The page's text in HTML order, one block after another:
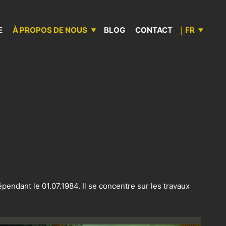
CAISSES FERMÉES SPIER
À PROPOS DE NOUS BLOG CONTACT
FR
le 01.07.1984. Il se concentre sur les travaux